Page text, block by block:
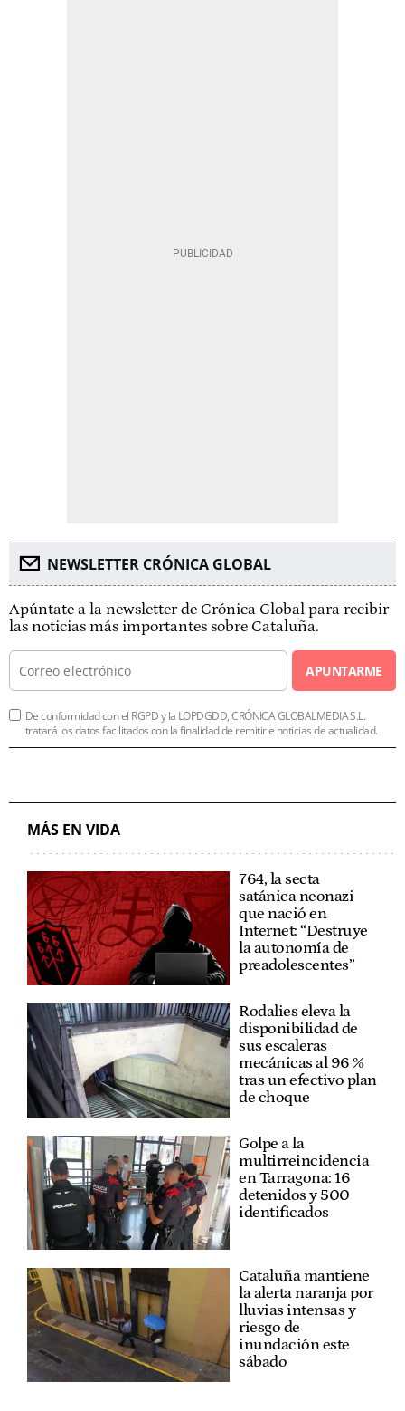
NEWSLETTER CRÓNICA GLOBAL
Apúntate a la newsletter de Crónica Global para recibir
las noticias más importantes sobre Cataluña.
APUNTARME
De conformidad con el RGPD y la LOPDGDD, CRÓNICA GLOBALMEDIA S.L.
tratará los datos facilitados con la finalidad de remitirle noticias de actualidad.
MÁS EN VIDA
764, la secta
satánica neonazi
que nació en
Internet: “Destruye
la autonomía de
preadolescentes”
Rodalies eleva la
disponibilidad de
sus escaleras
mecánicas al 96 %
tras un efectivo plan
de choque
Golpe a la
multirreincidencia
en Tarragona: 16
detenidos y 500
identificados
Cataluña mantiene
la alerta naranja por
lluvias intensas y
riesgo de
inundación este
sábado